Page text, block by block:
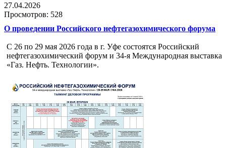
27.04.2026
Просмотров: 528
О проведении Российского нефтегазохимического форума
С 26 по 29 мая 2026 года в г. Уфе состоятся Российский
нефтегазохимический форум и 34-я Международная выставка
«Газ. Нефть. Технологии».